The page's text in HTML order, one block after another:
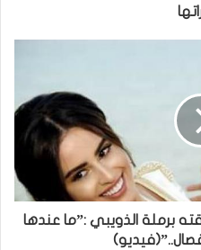
برملة الذويبي :”ما عندها